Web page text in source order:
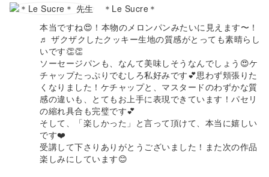
＊Le Sucre＊
本当ですね😍！本物のメロンパンみたいに見えます〜！
♬ ザクザクしたクッキー生地の質感がとっても素晴らし
いです👏👏
ソーセージパンも、なんて美味しそうなんでしょう😍ケ
チャップたっぷりでむしろ私好みです💕思わず頬張りた
くなりました！ケチャップと、マスタードのわずかな質
感の違いも、とてもお上手に表現できています！パセリ
の縮れ具合も完璧です💕
そして、「楽しかった」と言って頂けて、本当に嬉しい
です❤️
受講して下さりありがとうございました！また次の作品
楽しみにしています😊